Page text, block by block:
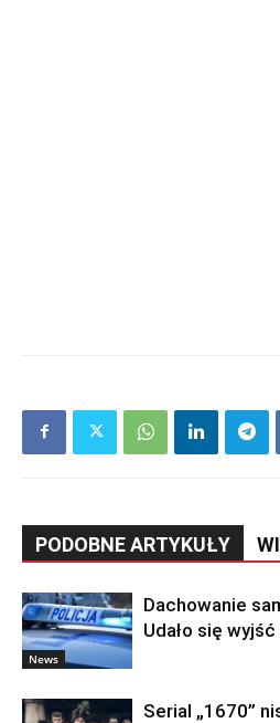
PODOBNE ARTYKUŁY
News
Dachowanie
Udało się
Serial „1670”